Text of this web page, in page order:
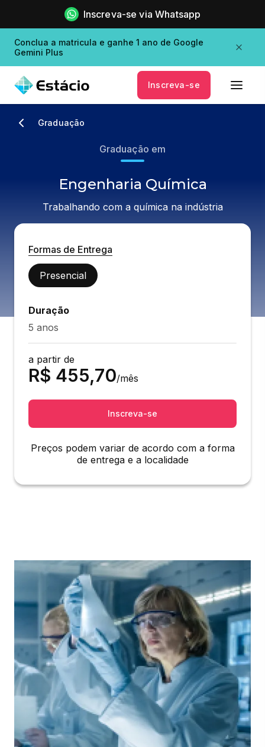
Inscreva-se via Whatsapp
Conclua a matricula e ganhe 1 ano de Google
Gemini Plus
Inscreva-se
Graduação
Graduação em
Engenharia Química
Trabalhando com a química na indústria
Formas de Entrega
Presencial
Duração
5 anos
a partir de
R$ 455,70/mês
Inscreva-se
Preços podem variar de acordo com a forma
de entrega e a localidade